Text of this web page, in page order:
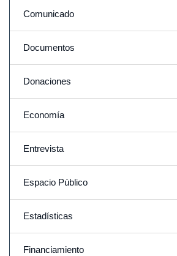
Comunicado
Documentos
Donaciones
Economía
Entrevista
Espacio Público
Estadísticas
Financiamiento